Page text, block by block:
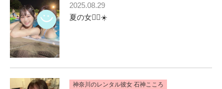
2025.08.29
夏の女🙋‍♀️☀️
神奈川のレンタル彼女 石神こころ